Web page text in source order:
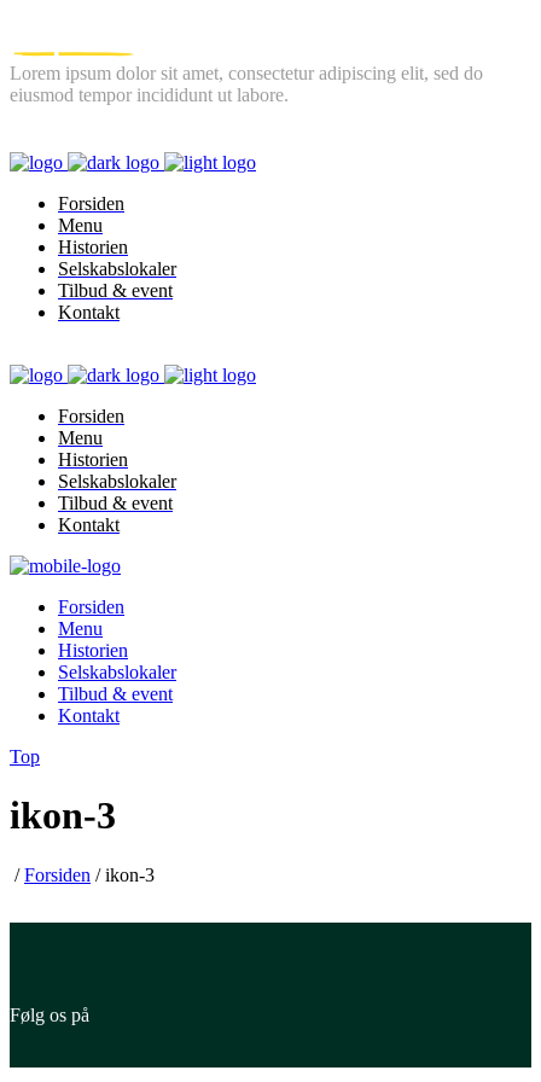
Lorem ipsum dolor sit amet, consectetur adipiscing elit, sed do
eiusmod tempor incididunt ut labore.
Forsiden
Menu
Historien
Selskabslokaler
Tilbud & event
Kontakt
Forsiden
Menu
Historien
Selskabslokaler
Tilbud & event
Kontakt
Forsiden
Menu
Historien
Selskabslokaler
Tilbud & event
Kontakt
Top
ikon-3
/Forsiden /ikon-3
Følg os på